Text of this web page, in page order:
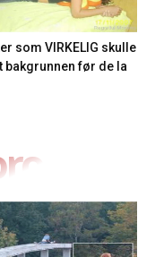
som VIRKELIG skulle
bakgrunnen før de la